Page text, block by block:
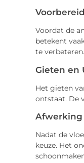
Voordat de
betekent
te verbeteren.
Gieten en
Het gieten
ontstaat. De
Afwerking
Nadat de
keuze. Het